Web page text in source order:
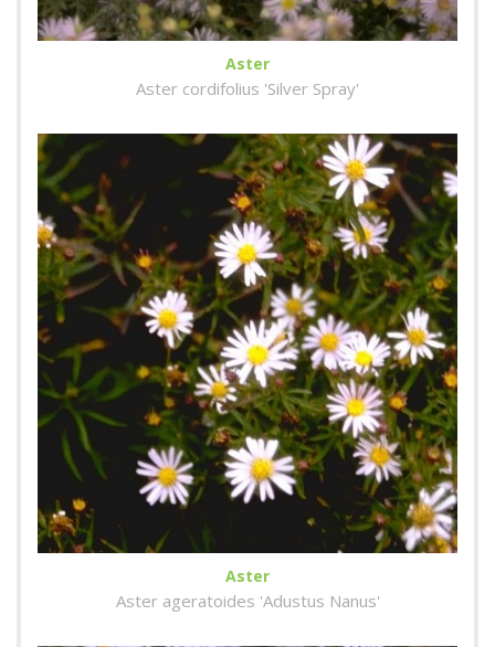
Aster
Aster cordifolius 'Silver Spray'
Aster
Aster ageratoides 'Adustus Nanus'